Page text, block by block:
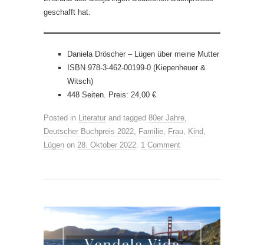
geschafft hat.
Daniela Dröscher – Lügen über meine Mutter
ISBN 978-3-462-00199-0 (Kiepenheuer &
Witsch)
448 Seiten. Preis: 24,00 €
Posted in Literatur and tagged 80er Jahre
Deutscher Buchpreis 2022 Familie Frau Kind
Lügen on 28. Oktober 2022 1 Comment